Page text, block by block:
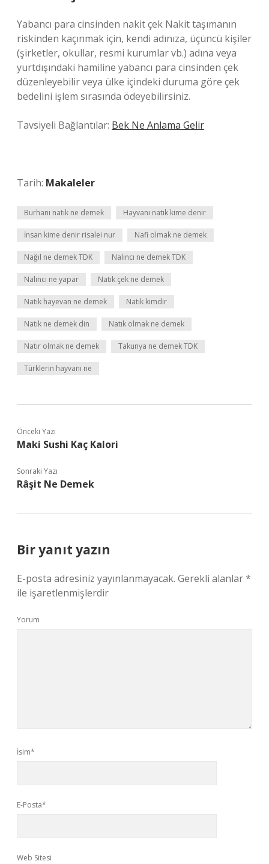
Yabancı para cinsinden nakit çek Nakit taşımanın
riskinden kaçınmak için, kendi adınıza, üçüncü kişiler
(şirketler, okullar, resmi kurumlar vb.) adına veya
yurtdışındaki hamiline yabancı para cinsinden çek
düzenleyebilir veya ülke içindeki duruma göre çek
bedelini işlem sırasında ödeyebilirsiniz.
Tavsiyeli Bağlantılar: Bek Ne Anlama Gelir
Tarih: Makaleler
Burhanı natık ne demek Hayvanı natık kime denir
İnsan kime denir risalei nur Nafi olmak ne demek
Nağıl ne demek TDK Nalıncı ne demek TDK
Nalıncı ne yapar Natık çek ne demek
Natık hayevan ne demek Natık kimdir
Natık ne demek din Natık olmak ne demek
Natır olmak ne demek Takunya ne demek TDK
Türklerin hayvanı ne
Önceki Yazı
Maki Sushi Kaç Kalori
Sonraki Yazı
Râşit Ne Demek
Bir yanıt yazın
E-posta adresiniz yayınlanmayacak. Gerekli alanlar*
ile işaretlenmişlerdir
Yorum
İsim*
E-Posta*
Web Sitesi